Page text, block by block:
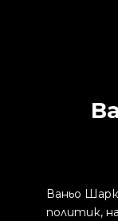
Ваньо
политик,